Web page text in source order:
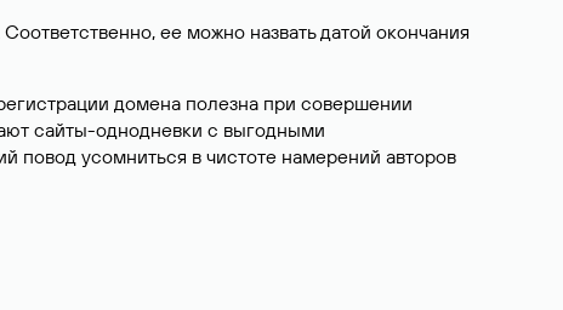
ее можно назвать датой окончания
домена полезна при совершении
сайты-однодневки с выгодными
повод усомниться в чистоте намерений авторов